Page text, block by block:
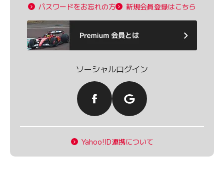
パスワードをお忘れの方 新規会員登録はこちら
ソーシャルログイン
Yahoo!ID連携について